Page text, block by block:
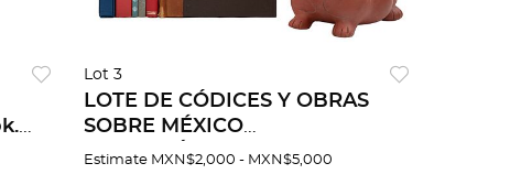
Lot 3
LOTE DE CÓDICES Y OBRAS
SOBRE MÉXICO
PREHISPÁNICO. Lienzos
Estimate MXN$2,000 - MXN$5,000